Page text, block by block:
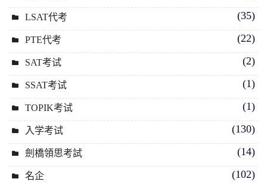
LSAT代考 (35)
PTE代考 (22)
SAT考试 (2)
SSAT考试 (1)
TOPIK考试 (1)
入学考试 (130)
劍橋領思考試 (14)
名企 (102)